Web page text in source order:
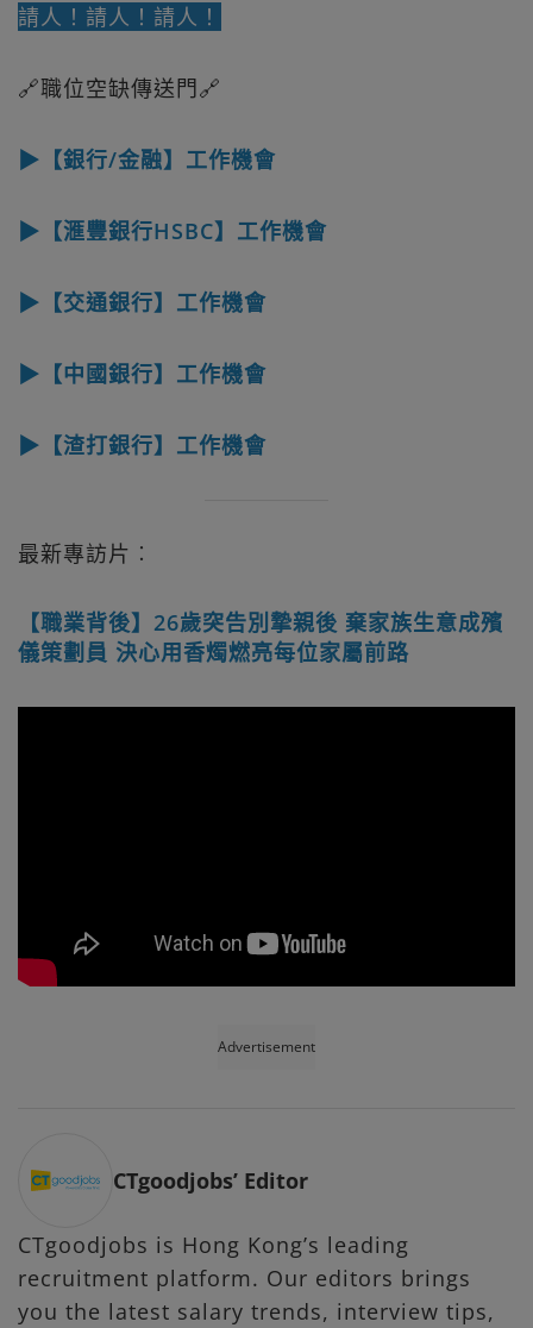
請人！請人！請人！
🔗職位空缺傳送門🔗
▶【銀行/金融】工作機會
▶【滙豐銀行HSBC】工作機會
▶【交通銀行】工作機會
▶【中國銀行】工作機會
▶【渣打銀行】工作機會
最新專訪片︰
【職業背後】26歲突告別摯親後 棄家族生意成殯
儀策劃員 決心用香燭燃亮每位家屬前路
Advertisement
CTgoodjobs’ Editor
CTgoodjobs is Hong Kong’s leading
recruitment platform. Our editors brings
you the latest salary trends, interview tips,